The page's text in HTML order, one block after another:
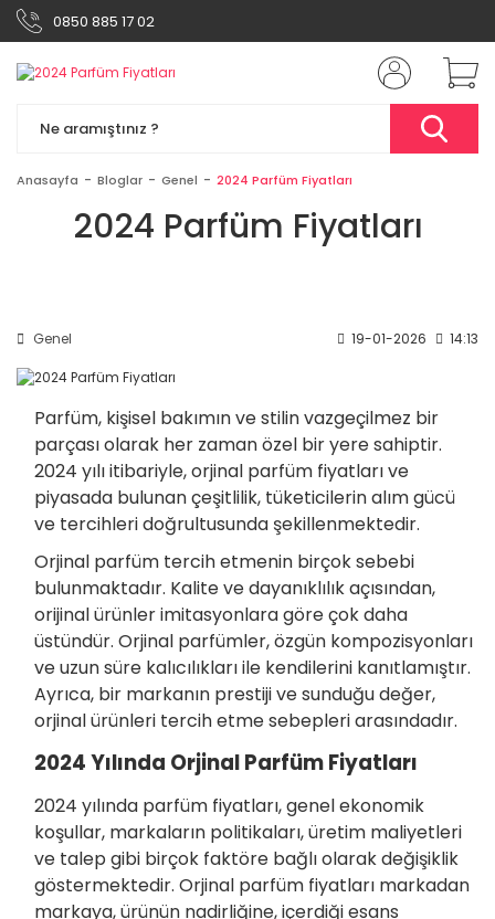
0850 885 17 02
Anasayfa Bloglar Genel 2024 Parfüm Fiyatları
2024 Parfüm Fiyatları
Genel 19-01-2026 14:13
Parfüm, kişisel bakımın ve stilin vazgeçilmez bir
parçası olarak her zaman özel bir yere sahiptir.
2024 yılı itibariyle, orjinal parfüm fiyatları ve
piyasada bulunan çeşitlilik, tüketicilerin alım gücü
ve tercihleri doğrultusunda şekillenmektedir.
Orjinal parfüm tercih etmenin birçok sebebi
bulunmaktadır. Kalite ve dayanıklılık açısından,
orijinal ürünler imitasyonlara göre çok daha
üstündür. Orjinal parfümler, özgün kompozisyonları
ve uzun süre kalıcılıkları ile kendilerini kanıtlamıştır.
Ayrıca, bir markanın prestiji ve sunduğu değer,
orjinal ürünleri tercih etme sebepleri arasındadır.
2024 Yılında Orjinal Parfüm Fiyatları
2024 yılında parfüm fiyatları, genel ekonomik
koşullar, markaların politikaları, üretim maliyetleri
ve talep gibi birçok faktöre bağlı olarak değişiklik
göstermektedir. Orjinal parfüm fiyatları markadan
markaya, ürünün nadirliğine, içerdiği esans